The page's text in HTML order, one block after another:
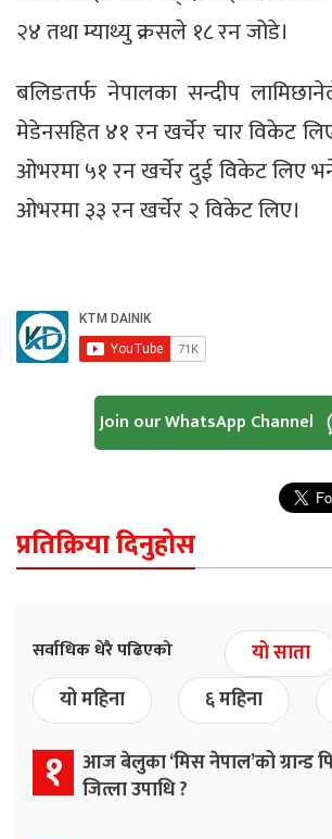
२४ तथा म्याथ्यु क्रसले १८ रन जोडे।
बलिङतर्फ नेपालका सन्दीप
मेडेनसहित ४१ रन खर्चेर चार विकेट
ओभरमा ५१ रन खर्चेर दुई विकेट लिए
ओभरमा ३३ रन खर्चेर २ विकेट लिए।
Join our WhatsApp Channel
प्रतिक्रिया दिनुहोस
सर्वाधिक धेरै पढिएको
यो साता
यो महिना
६ महिना
१
आज बेलुका ‘मिस नेपाल’को
जित्ला उपाधि ?